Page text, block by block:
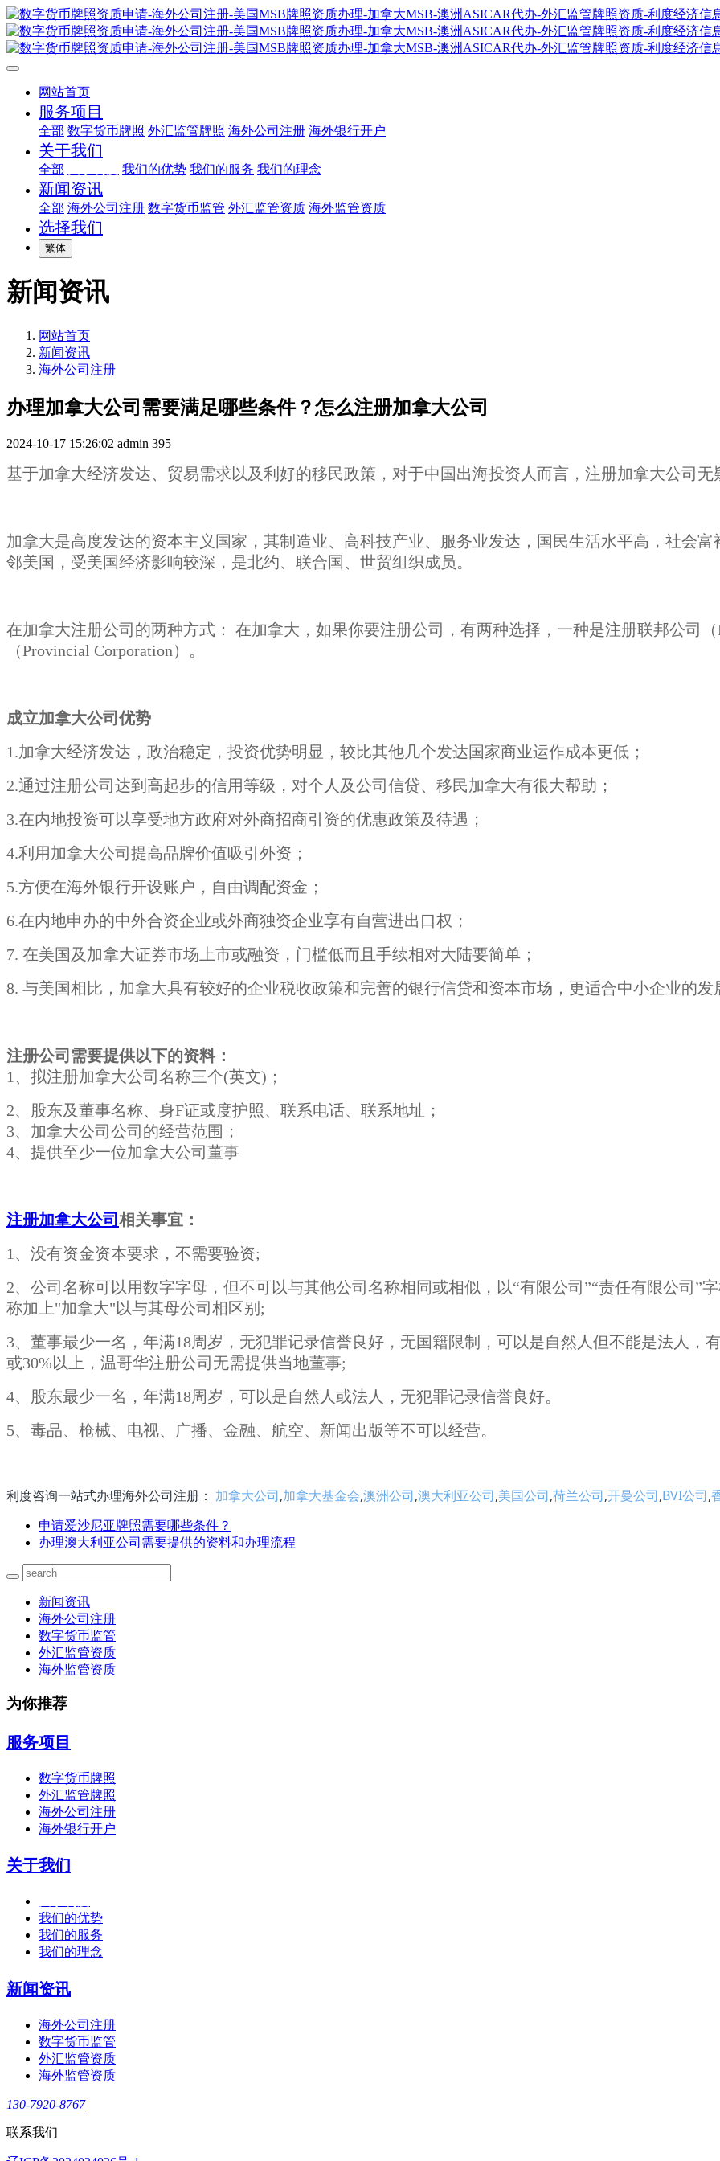
网站首页
服务项目
全部 数字货币牌照 外汇监管牌照 海外公司注册 海外银行开户
关于我们
全部 我们的优势 我们的服务 我们的理念
新闻资讯
全部 海外公司注册 数字货币监管 外汇监管资质 海外监管资质
选择我们
繁体
新闻资讯
网站首页
新闻资讯
海外公司注册
办理加拿大公司需要满足哪些条件？怎么注册加拿大公司
2024-10-17 15:26:02 admin 395
基于加拿大经济发达、贸易需求以及利好的移民政策，对于中国出海投资人而言，注册加拿大公司无
加拿大是高度发达的资本主义国家，其制造业、高科技产业、服务业发达，国民生活水平高，社会
邻美国，受美国经济影响较深，是北约、联合国、世贸组织成员。
在加拿大注册公司的两种方式： 在加拿大，如果你要注册公司，有两种选择，一种是注册联邦公司（
（Provincial Corporation）。
成立加拿大公司优势
1.加拿大经济发达，政治稳定，投资优势明显，较比其他几个发达国家商业运作成本更低；
2.通过注册公司达到高起步的信用等级，对个人及公司信贷、移民加拿大有很大帮助；
3.在内地投资可以享受地方政府对外商招商引资的优惠政策及待遇；
4.利用加拿大公司提高品牌价值吸引外资；
5.方便在海外银行开设账户，自由调配资金；
6.在内地申办的中外合资企业或外商独资企业享有自营进出口权；
7. 在美国及加拿大证券市场上市或融资，门槛低而且手续相对大陆要简单；
8. 与美国相比，加拿大具有较好的企业税收政策和完善的银行信贷和资本市场，更适合中小企业的发
注册公司需要提供以下的资料：
1、拟注册加拿大公司名称三个(英文)；
2、股东及董事名称、身F证或度护照、联系电话、联系地址；
3、加拿大公司公司的经营范围；
4、提供至少一位加拿大公司董事
注册加拿大公司相关事宜：
1、没有资金资本要求，不需要验资;
2、公司名称可以用数字字母，但不可以与其他公司名称相同或相似，以“有限公司”“责任有限公司”
称加上"加拿大"以与其母公司相区别;
3、董事最少一名，年满18周岁，无犯罪记录信誉良好，无国籍限制，可以是自然人但不能是法人，
或30%以上，温哥华注册公司无需提供当地董事;
4、股东最少一名，年满18周岁，可以是自然人或法人，无犯罪记录信誉良好。
5、毒品、枪械、电视、广播、金融、航空、新闻出版等不可以经营。
利度咨询一站式办理海外公司注册： 加拿大公司,加拿大基金会,澳洲公司,澳大利亚公司,美国公司,荷兰公司,开曼公司,BVI公司,
申请爱沙尼亚牌照需要哪些条件？
办理澳大利亚公司需要提供的资料和办理流程
新闻资讯
海外公司注册
数字货币监管
外汇监管资质
海外监管资质
为你推荐
服务项目
数字货币牌照
外汇监管牌照
海外公司注册
海外银行开户
关于我们
我们的优势
我们的服务
我们的理念
新闻资讯
海外公司注册
数字货币监管
外汇监管资质
海外监管资质
130-7920-8767
联系我们